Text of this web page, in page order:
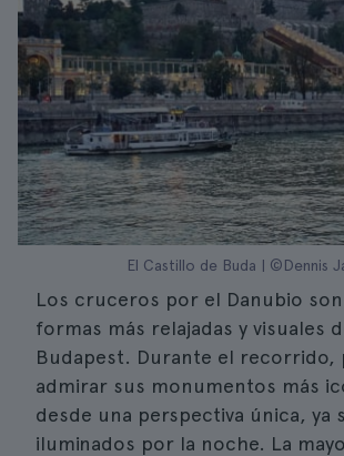
El Castillo de Buda | ©Dennis
Los cruceros por el Danubio
formas más relajadas y visuales
Budapest. Durante el recorrido,
admirar sus monumentos más
desde una perspectiva única, ya
iluminados por la noche. La